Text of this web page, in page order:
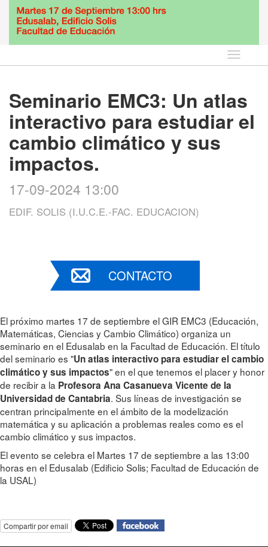
Idioma
Seminario EMC3: Un atlas
interactivo para estudiar el
cambio climático y sus
impactos.
17-09-2024 13:00
EDIF. SOLIS (I.U.C.E.-FAC. EDUCACION)
CONTACTO
El próximo martes 17 de septiembre el GIR EMC3 (Educación,
Matemáticas, Ciencias y Cambio Climático) organiza un
seminario en el Edusalab en la Facultad de Educación. El título
del seminario es "Un atlas interactivo para estudiar el cambio
climático y sus impactos" en el que tenemos el placer y honor
de recibir a la Profesora Ana Casanueva Vicente de la
Universidad de Cantabria. Sus líneas de investigación se
centran principalmente en el ámbito de la modelización
matemática y su aplicación a problemas reales como es el
cambio climático y sus impactos.
El evento se celebra el Martes 17 de septiembre a las 13:00
horas en el Edusalab (Edificio Solis; Facultad de Educación de
la USAL)
Compartir por email